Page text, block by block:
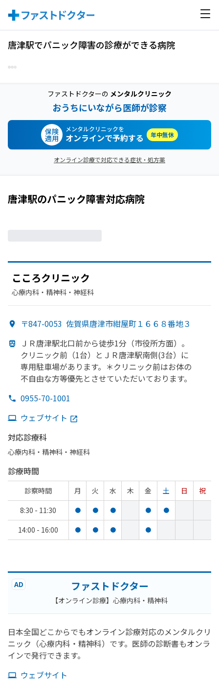
唐津駅でパニック障害の診療ができる病院
ファストドクターの メンタルクリニック
おうちにいながら医師が診察
保険
適用
メンタルクリニックを
オンラインで予約する 年中無休
オンライン診療で対応できる症状・処方薬
唐津駅のパニック障害対応病院
こころクリニック
心療内科・​精神科・神経科
〒847-0053 佐賀県唐津市紺屋町１６６８番地３
ＪＲ唐津駅北口前から徒歩1分 （市役所方面）。
クリニック前 （1台）と ＪＲ唐津駅南側(3台）に
専用駐車場があります。 ＊クリニック前はお体の
不自由な方等優先とさせていただいております。
0955-70-1001
ウェブサイト
対応診療科
心療内科・​精神科・神経科
診療時間
診察時間 月 火 水 木 金 土 日
祝
8:30 - 11:30
● ● ● ● ●
14:00 - 16:00 ● ● ● ●
AD ファストドクター
【オンライン診療】心療内科・精神科
日本全国どこからでもオンライン診療対応のメンタルクリ
ニック（心療内科・精神科）です。医師の診断書もオンラ
インで発行できます。
ウェブサイト